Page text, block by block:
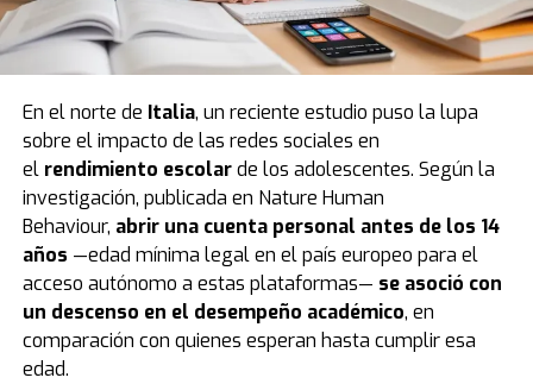
En el norte de Italia, un reciente estudio puso la lupa
sobre el impacto de las redes sociales en
el rendimiento escolarde los adolescentes. Según la
investigación, publicada en Nature Human
Behaviour, abrir una cuenta personal antes de los 14
años —edad mínima legal en el país europeo para el
acceso autónomo a estas plataformas— se asoció con
un descenso en el desempeño académico, en
comparación con quienes esperan hasta cumplir esa
edad.